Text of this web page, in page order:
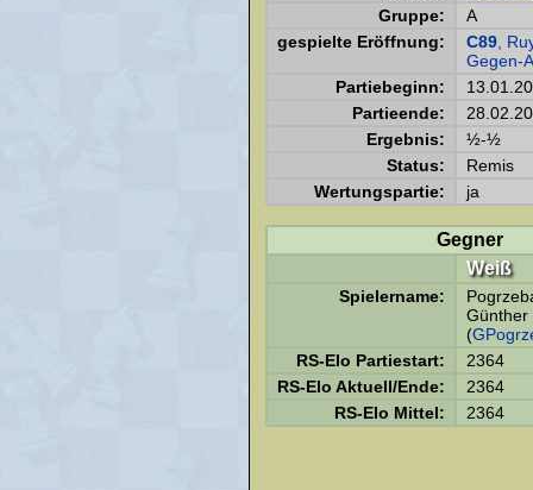
Gruppe:
A
gespielte Eröffnung:
C89 ,
Gegen-
Partiebeginn:
Partieende:
Ergebnis:
½-½
Status:
Remis
Wertungspartie:
ja
Gegner
Weiß
Spielername:
Günther
(
RS-Elo Partiestart:
2364
RS-Elo Aktuell/Ende:
2364
RS-Elo Mittel:
2364